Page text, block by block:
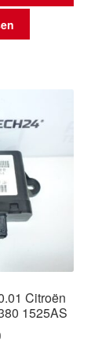
Citroën
1525AS